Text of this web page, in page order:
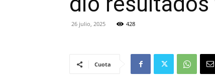
26 julio, 2025 428
Cuota